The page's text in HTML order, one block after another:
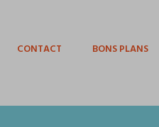
CONTACT BONS PLANS